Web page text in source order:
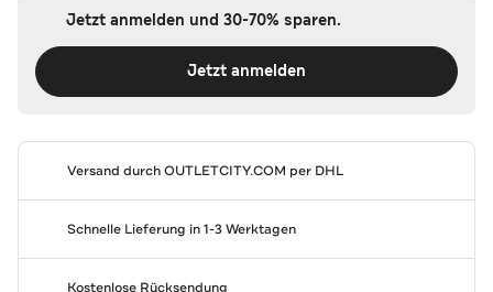
Jetzt anmelden und 30-70% sparen.
Jetzt anmelden
Versand durchOUTLETCITY.COM per DHL
Schnelle Lieferung in 1-3 Werktagen
Kostenlose Rücksendung